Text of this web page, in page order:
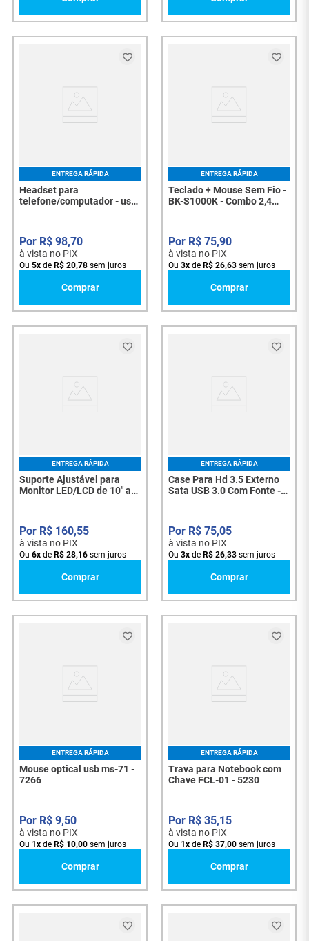
ENTREGA RÁPIDA
Headset para
telefone/computador - usb
R$ 98,70
à vista no PIX
Ou 5x de R$ 20,78 sem juros
Comprar
ENTREGA RÁPIDA
Teclado + Mouse Sem Fio -
BK-S1000K - Combo 2,4
R$ 75,90
à vista no PIX
Ou 3x de R$ 26,63 sem juros
Comprar
ENTREGA RÁPIDA
Suporte Ajustável para
Monitor LED/LCD de 10" a
R$ 160,55
à vista no PIX
Ou 6x de R$ 28,16 sem juros
Comprar
ENTREGA RÁPIDA
Case Para Hd 3.5 Externo
Sata USB 3.0 Com Fonte -
R$ 75,05
à vista no PIX
Ou 3x de R$ 26,33 sem juros
Comprar
ENTREGA RÁPIDA
Mouse optical usb ms-71 -
7266
R$ 9,50
à vista no PIX
Ou 1x de R$ 10,00 sem juros
Comprar
ENTREGA RÁPIDA
Trava para Notebook com
Chave FCL-01 - 5230
R$ 35,15
à vista no PIX
Ou 1x de R$ 37,00 sem juros
Comprar